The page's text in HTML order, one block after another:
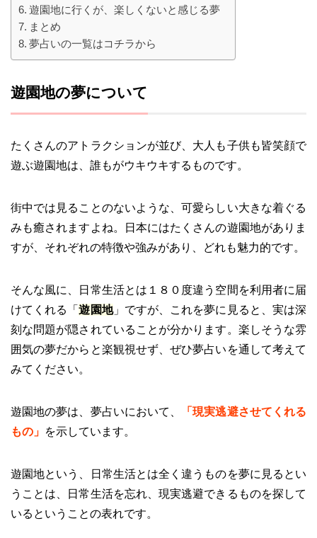
遊園地に行くが、楽しくないと感じる夢
まとめ
夢占いの一覧はコチラから
遊園地の夢について
たくさんのアトラクションが並び、大人も子供も皆笑顔で
遊ぶ遊園地は、誰もがウキウキするものです。
街中では見ることのないような、可愛らしい大きな着ぐる
みも癒されますよね。日本にはたくさんの遊園地がありま
すが、それぞれの特徴や強みがあり、どれも魅力的です。
そんな風に、日常生活とは１８０度違う空間を利用者に届
けてくれる「遊園地」ですが、これを夢に見ると、実は深
刻な問題が隠されていることが分かります。楽しそうな雰
囲気の夢だからと楽観視せず、ぜひ夢占いを通して考えて
みてください。
遊園地の夢は、夢占いにおいて、
「現実逃避させてくれる
もの」 を示しています。
遊園地という、日常生活とは全く違うものを夢に見るとい
うことは、日常生活を忘れ、現実逃避できるものを探して
いるということの表れです。